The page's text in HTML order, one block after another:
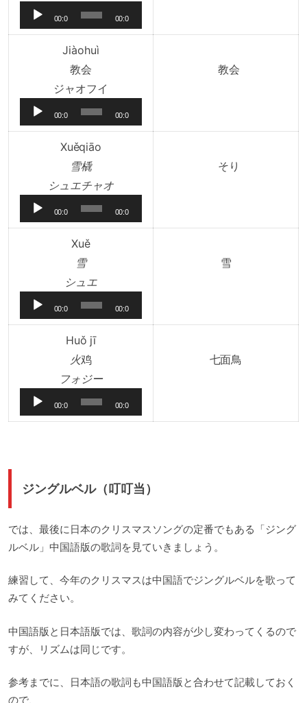
プ
00:0
0
00:0
0
Jiàohuì
教会
ジャオフイ
プ
ヤ
00:0
0
00:0
0
教会
Xuěqiāo
雪橇
シュエチャオ音
プ
00:0
0
00:0
0
そり
Xuě
雪
シュエ音
声
プ
レ
ヤ
ー
00:0
0
00:0
0
雪
Huǒ jī
火鸡
フォジー音
声
プ
ー
00:0
0
00:0
0
七面鳥
ジングルベル（叮叮当）
では、最後に日本のクリスマスソングの定番でもある「ジング
ルベル」中国語版の歌詞を見ていきましょう。
練習して、今年のクリスマスは中国語でジングルベルを歌って
みてください。
中国語版と日本語版では、歌詞の内容が少し変わってくるので
すが、リズムは同じです。
参考までに、日本語の歌詞も中国語版と合わせて記載しておく
ので、